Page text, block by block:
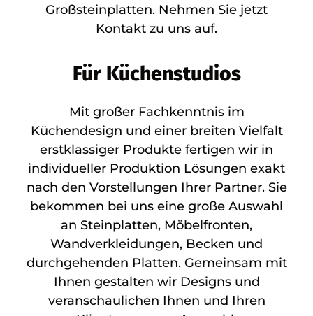
Großsteinplatten. Nehmen Sie jetzt
Kontakt zu uns auf.
Für Küchenstudios
Mit großer Fachkenntnis im
Küchendesign und einer breiten Vielfalt
erstklassiger Produkte fertigen wir in
individueller Produktion Lösungen exakt
nach den Vorstellungen Ihrer Partner. Sie
bekommen bei uns eine große Auswahl
an Steinplatten, Möbelfronten,
Wandverkleidungen, Becken und
durchgehenden Platten. Gemeinsam mit
Ihnen gestalten wir Designs und
veranschaulichen Ihnen und Ihren